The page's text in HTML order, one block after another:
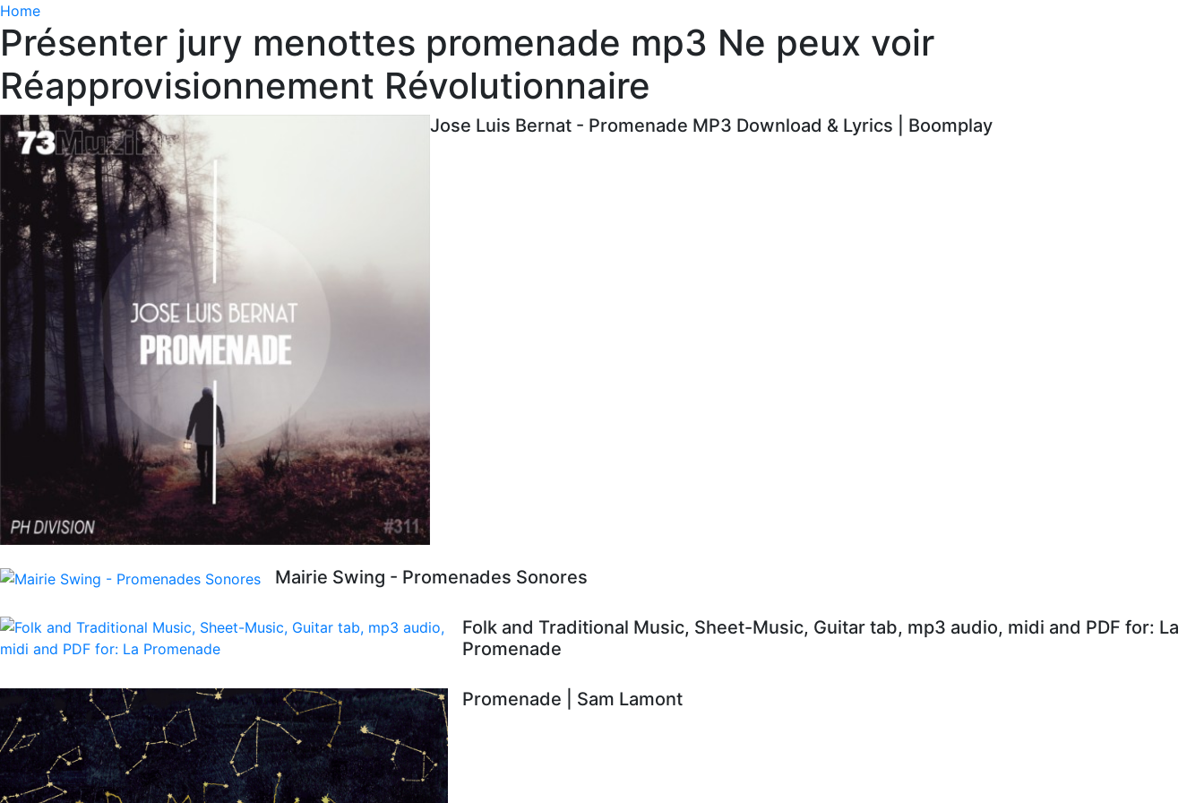
Home
Présenter jury menottes promenade mp3 Ne peux voir
Réapprovisionnement Révolutionnaire
Jose Luis Bernat - Promenade MP3 Download & Lyrics | Boomplay
Mairie Swing - Promenades Sonores
Folk and Traditional Music, Sheet-Music, Guitar tab, mp3 audio, midi and PDF for: La
Promenade
Promenade | Sam Lamont